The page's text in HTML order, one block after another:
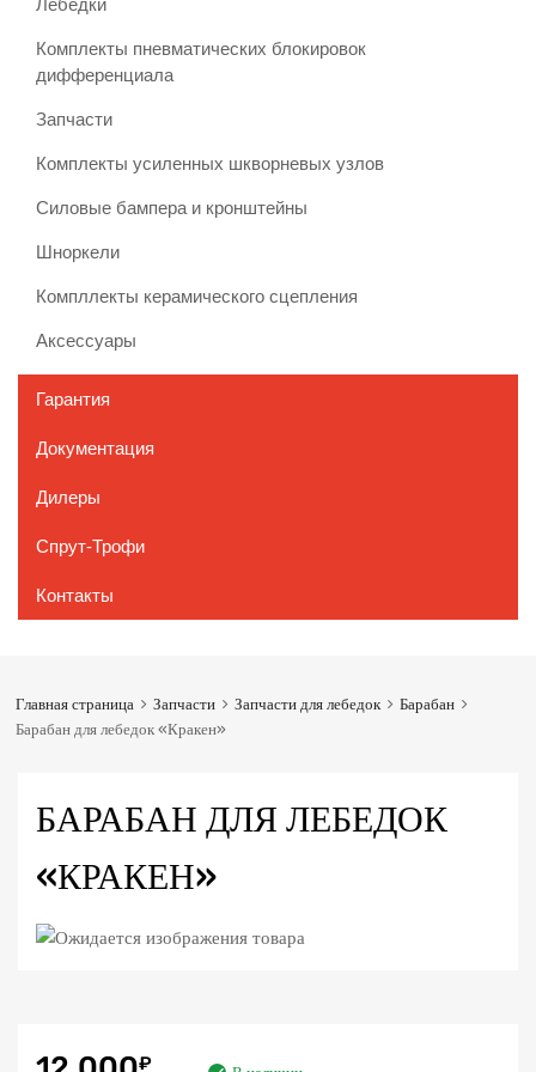
Комплекты пневматических блокировок
дифференциала
Запчасти
Комплекты усиленных шкворневых узлов
Силовые бампера и кронштейны
Шноркели
Компллекты керамического сцепления
Аксессуары
Гарантия
Документация
Дилеры
Спрут-Трофи
Контакты
Главная страница Запчасти Запчасти для лебедок
Барабан
Барабан для лебедок «Кракен»
БАРАБАН ДЛЯ ЛЕБЕДОК
«КРАКЕН»
₽